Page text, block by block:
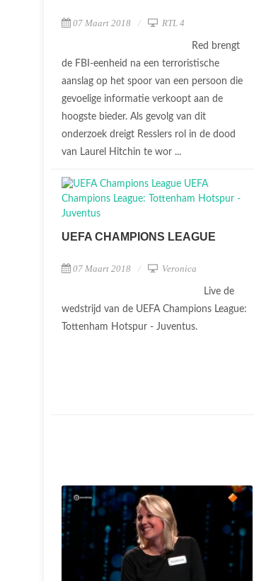
07 Maart 2018 RTL 4
Red brengt
de FBI-eenheid na een terroristische
aanslag op het spoor van een persoon die
gevoelige informatie verkoopt aan de
hoogste bieder. Als gevolg van dit
onderzoek dreigt Resslers rol in de dood
van Laurel Hitchin te wor ...
UEFA CHAMPIONS LEAGUE
07 Maart 2018 Veronica
Live de
wedstrijd van de UEFA Champions League:
Tottenham Hotspur - Juventus.